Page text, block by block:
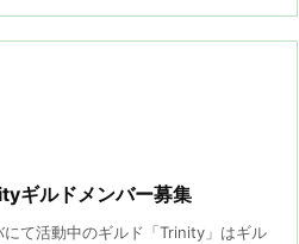
ギルドメンバー募集
にて活動中のギルド「Trinity」はギル